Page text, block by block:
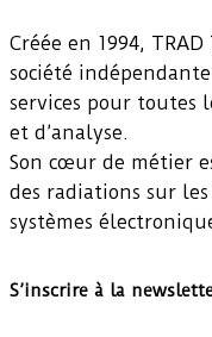
Créée en 1994,
société
services pour toutes
et d’analyse.
Son cœur de métier
des radiations sur
systèmes
S’inscrire à la